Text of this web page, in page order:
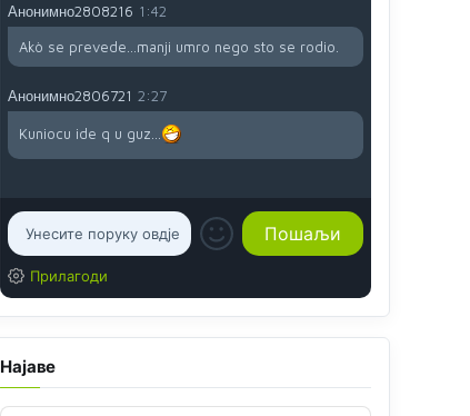
Анонимно2808216 1:42
Akò se prevede...manji umro nego sto se rodio.
Анонимно2806721 2:27
Kuniocu ide q u guz...
Прилагоди
Најаве